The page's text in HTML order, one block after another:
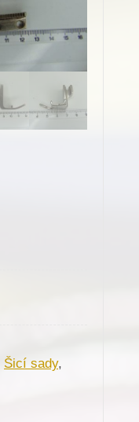
Šicí sady,